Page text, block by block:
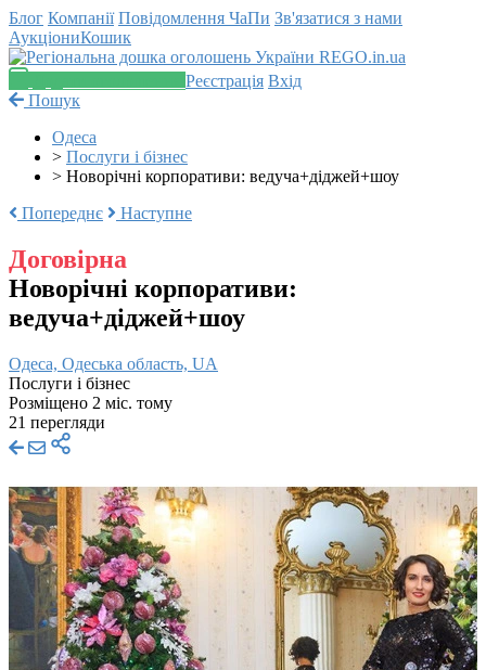
Блог Компанії Повідомлення ЧаПи Зв'язатися з нами
АукціониКошик
Реєстрація Вхід
Пошук
Одеса
> Послуги і бізнес
> Новорічні корпоративи: ведуча+діджей+шоу
Попереднє
Наступне
Договірна
Новорічні корпоративи:
ведуча+діджей+шоу
Одеса, Одеська область, UA
Послуги і бізнес
Розміщено 2 міс. тому
21 перегляди